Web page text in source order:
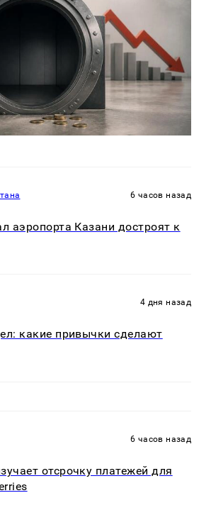
6 часов назад
аэропорта Казани достроят к
4 дня назад
какие привычки сделают
6 часов назад
отсрочку платежей для